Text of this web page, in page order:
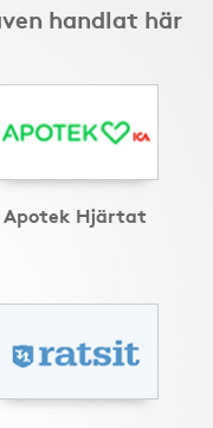
handlat här
Apotek Hjärtat